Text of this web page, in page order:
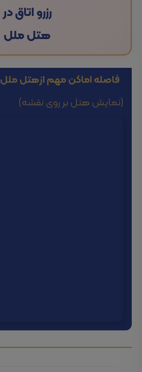
رزرو اتاق در
هتل ملل
فاصله اماکن مهم ازهتل ملل
(نمایش هتل بر روی نقشه)